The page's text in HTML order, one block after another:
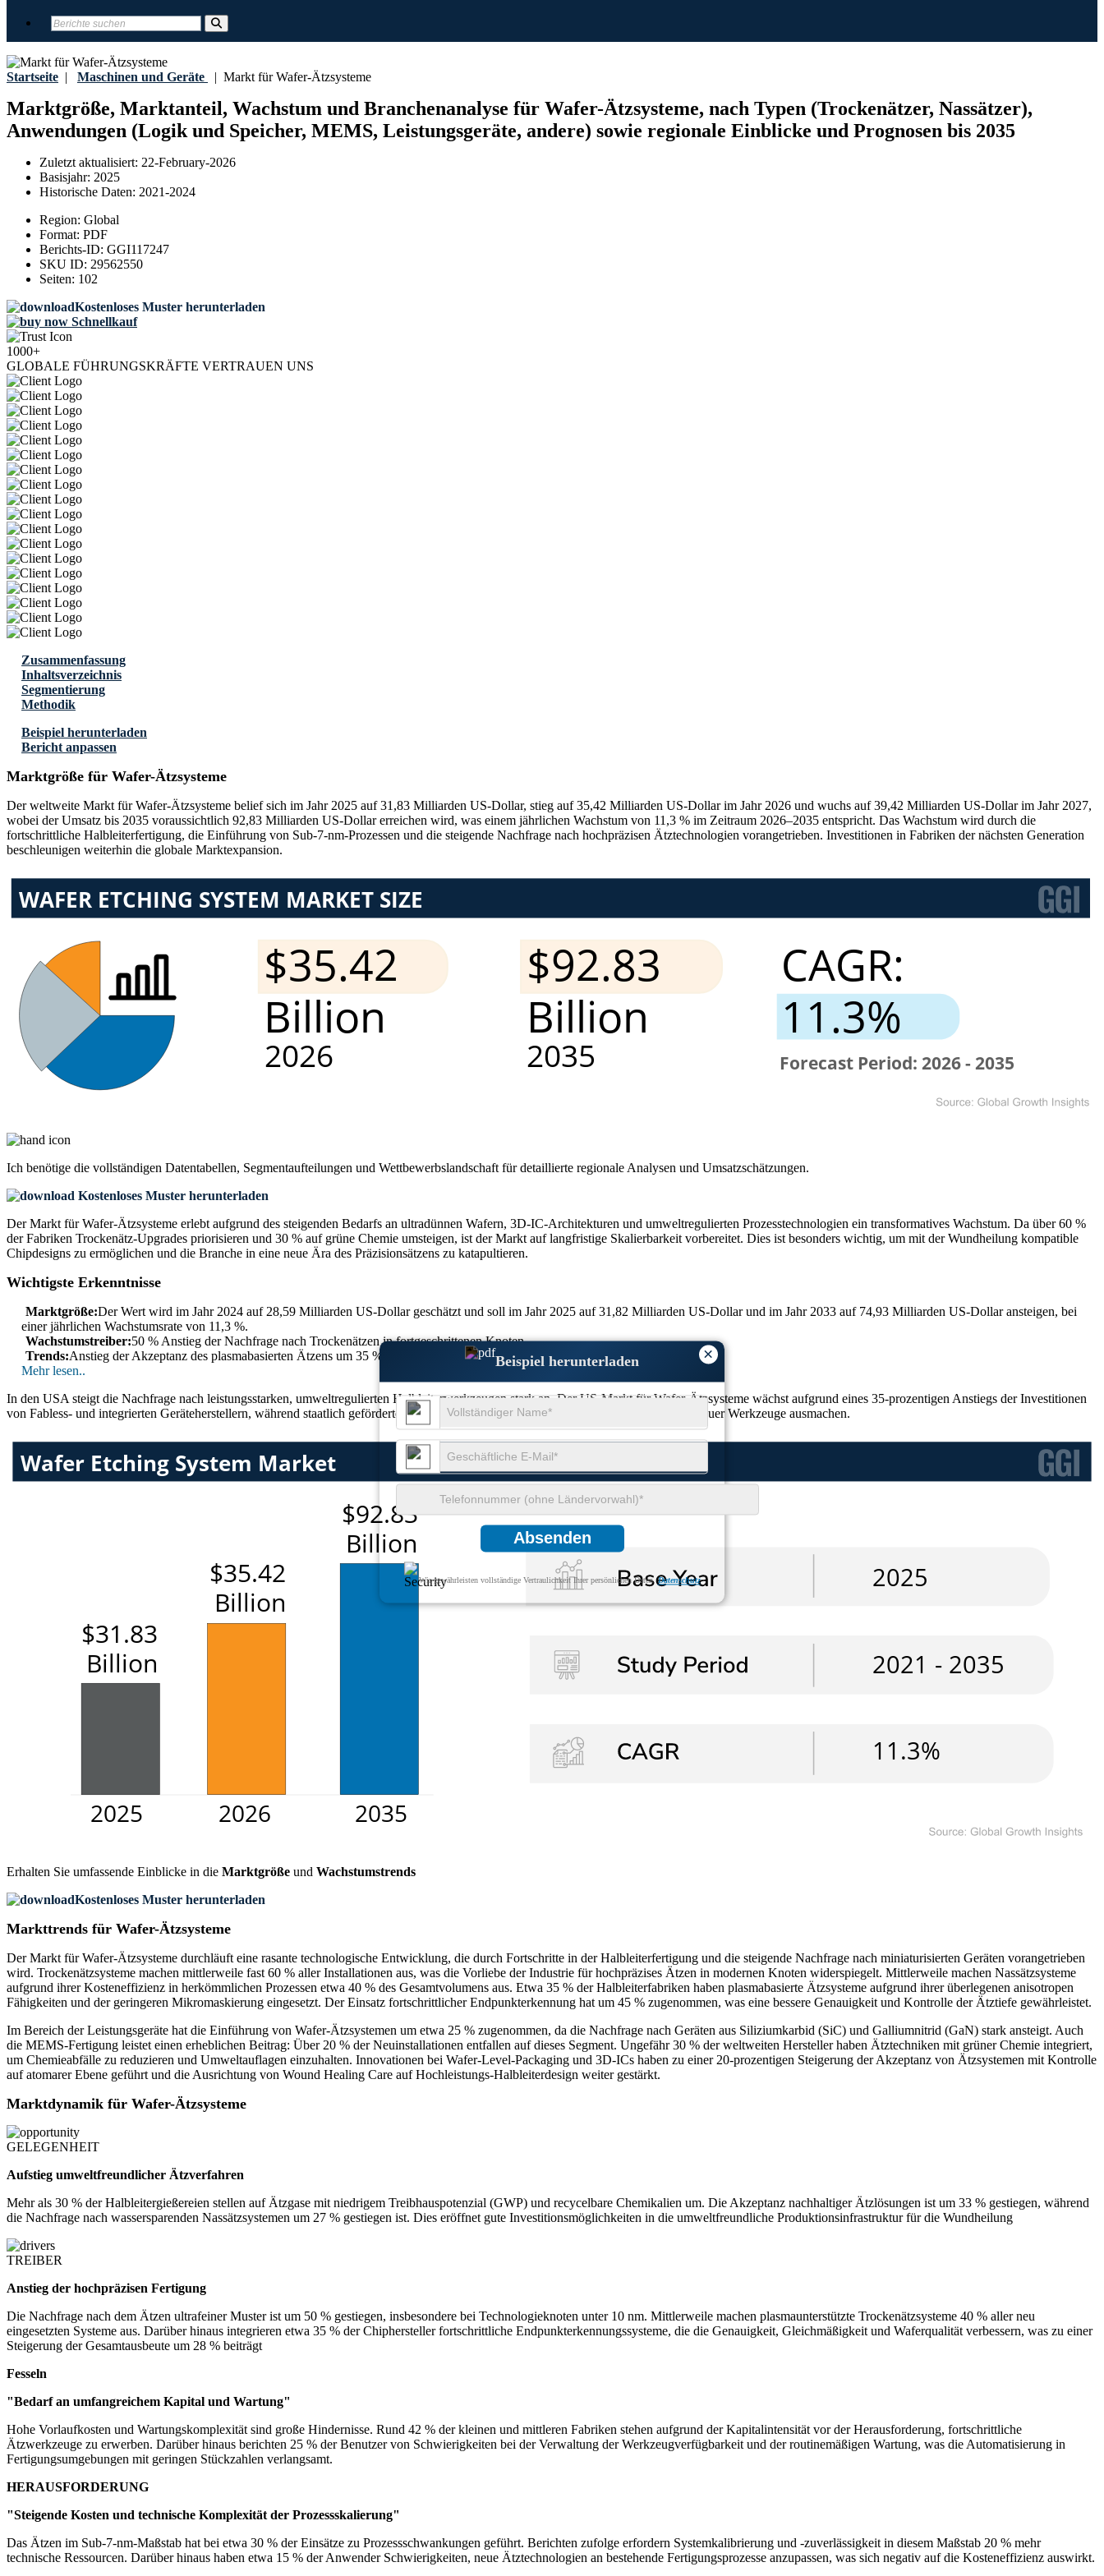
Startseite | Maschinen und Geräte | Markt für Wafer-Ätzsysteme
Marktgröße, Marktanteil, Wachstum und Branchenanalyse für Wafer-Ätzsysteme, nach Typen (Trockenätzer, Nassätzer),
Anwendungen (Logik und Speicher, MEMS, Leistungsgeräte, andere) sowie regionale Einblicke und Prognosen bis 2035
Zuletzt aktualisiert: 22-February-2026
Basisjahr: 2025
Historische Daten: 2021-2024
Region: Global
Format: PDF
Berichts-ID: GGI117247
SKU ID: 29562550
Seiten: 102
Kostenloses Muster herunterladen
Schnellkauf
1000+
GLOBALE FÜHRUNGSKRÄFTE VERTRAUEN UNS
×
Beispiel herunterladen
Absenden
Wir gewährleisten vollständige Vertraulichkeit Ihrer persönlichen Daten.Datenschutz
Zusammenfassung
Inhaltsverzeichnis
Segmentierung
Methodik
Beispiel herunterladen
Bericht anpassen
Marktgröße für Wafer-Ätzsysteme
Der weltweite Markt für Wafer-Ätzsysteme belief sich im Jahr 2025 auf 31,83 Milliarden US-Dollar, stieg auf 35,42 Milliarden US-Dollar im Jahr 2026 und wuchs auf 39,42 Milliarden US-Dollar im Jahr 2027,
wobei der Umsatz bis 2035 voraussichtlich 92,83 Milliarden US-Dollar erreichen wird, was einem jährlichen Wachstum von 11,3 % im Zeitraum 2026–2035 entspricht. Das Wachstum wird durch die
fortschrittliche Halbleiterfertigung, die Einführung von Sub-7-nm-Prozessen und die steigende Nachfrage nach hochpräzisen Ätztechnologien vorangetrieben. Investitionen in Fabriken der nächsten Generation
beschleunigen weiterhin die globale Marktexpansion.
Ich benötige die vollständigen Datentabellen, Segmentaufteilungen und Wettbewerbslandschaft für detaillierte regionale Analysen und Umsatzschätzungen.
Kostenloses Muster herunterladen
Der Markt für Wafer-Ätzsysteme erlebt aufgrund des steigenden Bedarfs an ultradünnen Wafern, 3D-IC-Architekturen und umweltregulierten Prozesstechnologien ein transformatives Wachstum. Da über 60 %
der Fabriken Trockenätz-Upgrades priorisieren und 30 % auf grüne Chemie umsteigen, ist der Markt auf langfristige Skalierbarkeit vorbereitet. Dies ist besonders wichtig, um mit der Wundheilung kompatible
Chipdesigns zu ermöglichen und die Branche in eine neue Ära des Präzisionsätzens zu katapultieren.
Wichtigste Erkenntnisse
Marktgröße:Der Wert wird im Jahr 2024 auf 28,59 Milliarden US-Dollar geschätzt und soll im Jahr 2025 auf 31,82 Milliarden US-Dollar und im Jahr 2033 auf 74,93 Milliarden US-Dollar ansteigen, bei
einer jährlichen Wachstumsrate von 11,3 %.
Wachstumstreiber:50 % Anstieg der Nachfrage nach Trockenätzen in fortgeschrittenen Knoten.
Trends:Anstieg der Akzeptanz des plasmabasierten Ätzens um 35 %.
Mehr lesen..
In den USA steigt die Nachfrage nach leistungsstarken, umweltregulierten Halbleiterwerkzeugen stark an. Der US-Markt für Wafer-Ätzsysteme wächst aufgrund eines 35-prozentigen Anstiegs der Investitionen
von Fabless- und integrierten Geräteherstellern, während staatlich geförderte Gießereiprojekte inzwischen fast 40 % der Beschaffung neuer Werkzeuge ausmachen.
Erhalten Sie umfassende Einblicke in die Marktgröße und Wachstumstrends
Kostenloses Muster herunterladen
Markttrends für Wafer-Ätzsysteme
Der Markt für Wafer-Ätzsysteme durchläuft eine rasante technologische Entwicklung, die durch Fortschritte in der Halbleiterfertigung und die steigende Nachfrage nach miniaturisierten Geräten vorangetrieben
wird. Trockenätzsysteme machen mittlerweile fast 60 % aller Installationen aus, was die Vorliebe der Industrie für hochpräzises Ätzen in modernen Knoten widerspiegelt. Mittlerweile machen Nassätzsysteme
aufgrund ihrer Kosteneffizienz in herkömmlichen Prozessen etwa 40 % des Gesamtvolumens aus. Etwa 35 % der Halbleiterfabriken haben plasmabasierte Ätzsysteme aufgrund ihrer überlegenen anisotropen
Fähigkeiten und der geringeren Mikromaskierung eingesetzt. Der Einsatz fortschrittlicher Endpunkterkennung hat um 45 % zugenommen, was eine bessere Genauigkeit und Kontrolle der Ätztiefe gewährleistet.
Im Bereich der Leistungsgeräte hat die Einführung von Wafer-Ätzsystemen um etwa 25 % zugenommen, da die Nachfrage nach Geräten aus Siliziumkarbid (SiC) und Galliumnitrid (GaN) stark ansteigt. Auch
die MEMS-Fertigung leistet einen erheblichen Beitrag: Über 20 % der Neuinstallationen entfallen auf dieses Segment. Ungefähr 30 % der weltweiten Hersteller haben Ätztechniken mit grüner Chemie integriert,
um Chemieabfälle zu reduzieren und Umweltauflagen einzuhalten. Innovationen bei Wafer-Level-Packaging und 3D-ICs haben zu einer 20-prozentigen Steigerung der Akzeptanz von Ätzsystemen mit Kontrolle
auf atomarer Ebene geführt und die Ausrichtung von Wound Healing Care auf Hochleistungs-Halbleiterdesign weiter gestärkt.
Marktdynamik für Wafer-Ätzsysteme
GELEGENHEIT
Aufstieg umweltfreundlicher Ätzverfahren
Mehr als 30 % der Halbleitergießereien stellen auf Ätzgase mit niedrigem Treibhauspotenzial (GWP) und recycelbare Chemikalien um. Die Akzeptanz nachhaltiger Ätzlösungen ist um 33 % gestiegen, während
die Nachfrage nach wassersparenden Nassätzsystemen um 27 % gestiegen ist. Dies eröffnet gute Investitionsmöglichkeiten in die umweltfreundliche Produktionsinfrastruktur für die Wundheilung
TREIBER
Anstieg der hochpräzisen Fertigung
Die Nachfrage nach dem Ätzen ultrafeiner Muster ist um 50 % gestiegen, insbesondere bei Technologieknoten unter 10 nm. Mittlerweile machen plasmaunterstützte Trockenätzsysteme 40 % aller neu
eingesetzten Systeme aus. Darüber hinaus integrieren etwa 35 % der Chiphersteller fortschrittliche Endpunkterkennungssysteme, die die Genauigkeit, Gleichmäßigkeit und Waferqualität verbessern, was zu einer
Steigerung der Gesamtausbeute um 28 % beiträgt
Fesseln
"Bedarf an umfangreichem Kapital und Wartung"
Hohe Vorlaufkosten und Wartungskomplexität sind große Hindernisse. Rund 42 % der kleinen und mittleren Fabriken stehen aufgrund der Kapitalintensität vor der Herausforderung, fortschrittliche
Ätzwerkzeuge zu erwerben. Darüber hinaus berichten 25 % der Benutzer von Schwierigkeiten bei der Verwaltung der Werkzeugverfügbarkeit und der routinemäßigen Wartung, was die Automatisierung in
Fertigungsumgebungen mit geringen Stückzahlen verlangsamt.
HERAUSFORDERUNG
"Steigende Kosten und technische Komplexität der Prozessskalierung"
Das Ätzen im Sub-7-nm-Maßstab hat bei etwa 30 % der Einsätze zu Prozessschwankungen geführt. Berichten zufolge erfordern Systemkalibrierung und -zuverlässigkeit in diesem Maßstab 20 % mehr
technische Ressourcen. Darüber hinaus haben etwa 15 % der Anwender Schwierigkeiten, neue Ätztechnologien an bestehende Fertigungsprozesse anzupassen, was sich negativ auf die Kosteneffizienz auswirkt.